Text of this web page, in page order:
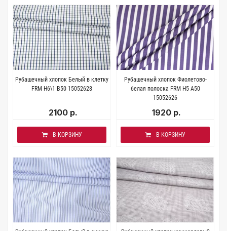
Рубашечный хлопок Белый в клетку
FRM H6\1 B50 15052628
2100 р.
В КОРЗИНУ
Рубашечный хлопок Фиолетово-
белая полоска FRM H5 A50
15052626
1920 р.
В КОРЗИНУ